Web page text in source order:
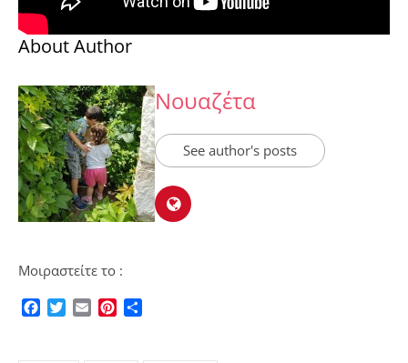
About Author
Νουαζέτα
See author's posts
Μοιραστείτε το :
Facebook
TwitterEmailPinterest